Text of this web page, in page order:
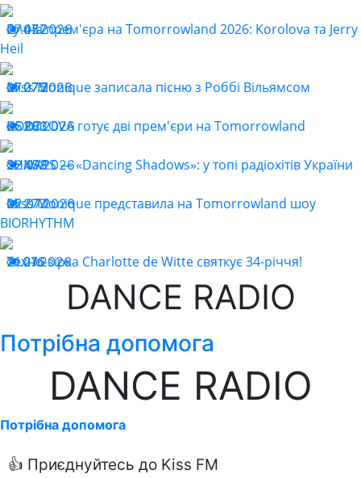
27.07.2026
457
Гучна прем'єра на Tomorrowland 2026: Korolova та Jerry
Heil
27.07.2026
275
Miss Monique записала пісню з Роббі Вільямсом
25.07.2026
283
KOROLOVA готує дві прем'єри на Tomorrowland
22.07.2026
458
SHNAPS — «Dancing Shadows»: у топі радіохітів України
22.07.2026
277
Miss Monique представила на Tomorrowland шоу
BIORHYTHM
21.07.2026
216
Техно-зірка Charlotte de Witte святкує 34-річчя!
DANCE RADIO
Потрібна допомога
DANCE RADIO
Потрібна допомога
👍 Приєднуйтесь до Kiss FM